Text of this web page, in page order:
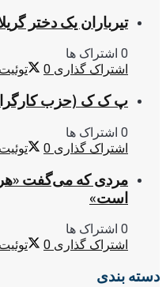
تیرباران یک دختر
0 اشتراک ها
اشتراک گذاری 0 توئیت
پ ک ک (حزب
0 اشتراک ها
اشتراک گذاری 0 توئیت
مردی که می‌گفت
است»
0 اشتراک ها
اشتراک گذاری 0 توئیت
دسته بندی